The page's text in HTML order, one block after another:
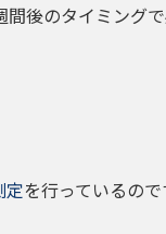
後のタイミング
定を行っているの